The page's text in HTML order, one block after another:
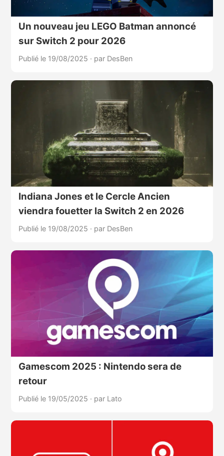
Un nouveau jeu LEGO Batman annoncé
sur Switch 2 pour 2026
Publié le 19/08/2025 · par DesBen
Indiana Jones et le Cercle Ancien
viendra fouetter la Switch 2 en 2026
Publié le 19/08/2025 · par DesBen
Gamescom 2025 : Nintendo sera de
retour
Publié le 19/05/2025 · par Lato